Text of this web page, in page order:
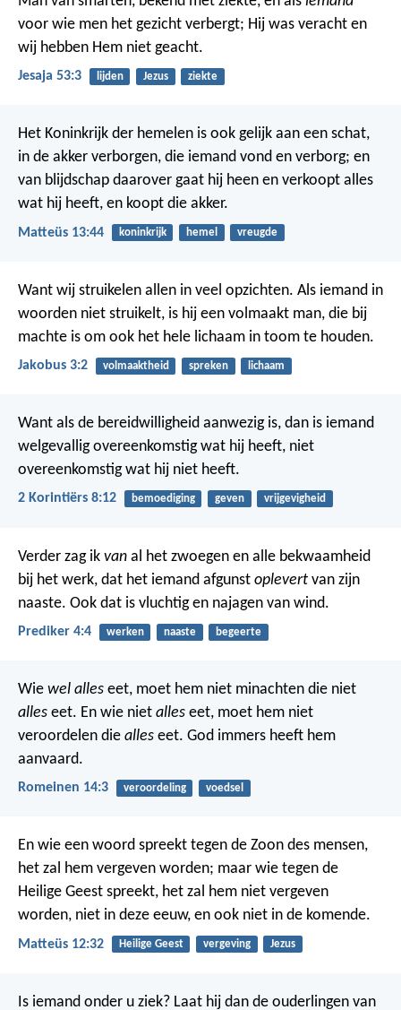
voor wie men het gezicht verbergt; Hij was veracht en
wij hebben Hem niet geacht.
Jesaja 53:3 lijden Jezus ziekte
Het Koninkrijk der hemelen is ook gelijk aan een schat,
in de akker verborgen, die iemand vond en verborg; en
van blijdschap daarover gaat hij heen en verkoopt alles
wat hij heeft, en koopt die akker.
Matteüs 13:44 koninkrijk hemel vreugde
Want wij struikelen allen in veel opzichten. Als iemand in
woorden niet struikelt, is hij een volmaakt man, die bij
machte is om ook het hele lichaam in toom te houden.
Jakobus 3:2 volmaaktheid spreken lichaam
Want als de bereidwilligheid aanwezig is, dan is iemand
welgevallig overeenkomstig wat hij heeft, niet
overeenkomstig wat hij niet heeft.
2 Korintiërs 8:12 bemoediging geven vrijgevigheid
Verder zag ik van al het zwoegen en alle bekwaamheid
bij het werk, dat het iemand afgunst oplevert van zijn
naaste. Ook dat is vluchtig en najagen van wind.
Prediker 4:4 werken naaste begeerte
Wie wel alles eet, moet hem niet minachten die niet
alles eet. En wie niet alles eet, moet hem niet
veroordelen die alles eet. God immers heeft hem
aanvaard.
Romeinen 14:3 veroordeling voedsel
En wie een woord spreekt tegen de Zoon des mensen,
het zal hem vergeven worden; maar wie tegen de
Heilige Geest spreekt, het zal hem niet vergeven
worden, niet in deze eeuw, en ook niet in de komende.
Matteüs 12:32 Heilige Geest vergeving Jezus
Is iemand onder u ziek? Laat hij dan de ouderlingen van